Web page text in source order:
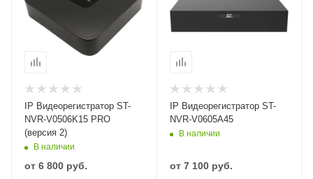
IP Видеорегистратор ST-
NVR-V0506K15 PRO
(версия 2)
В наличии
от 6 800 руб.
IP Видеорегистратор ST-
NVR-V0605A45
В наличии
от 7 100 руб.